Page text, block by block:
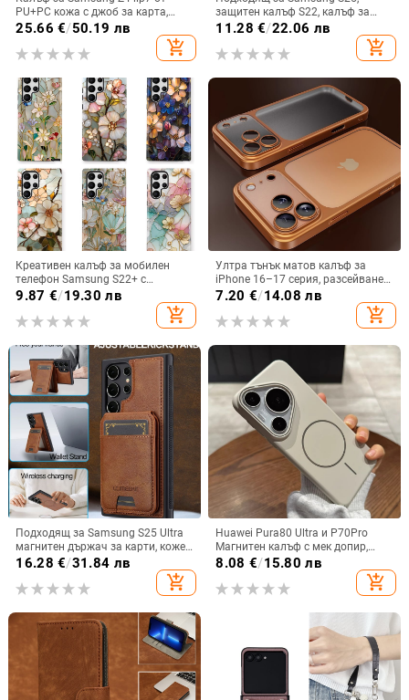
PU+PC кожа с джоб за карта,
пръстен за държане, еластичен
държач за карти и кръстосана
презрамка
25.66 €/50.19 лв
add_shopping_cart
защитен калъф S22, калъф за
мобилен телефон Edge Drill, S24,
прозрачен магнитен държач със
стрази A56, брокат против
11.28 €/22.06 лв
add_shopping_cart
Креативен калъф за мобилен
телефон Samsung S22+ с
остъклено цвете, защита от
падане, Ultra Film Case за Apple
13
9.87 €/19.30 лв
add_shopping_cart
Ултра тънък матов калъф за
iPhone 16–17 серия, разсейване
на топлината, пълно покритие,
удароустойчив и устойчив на
отпечатъци
7.20 €/14.08 лв
add_shopping_cart
Подходящ за Samsung S25 Ultra
магнитен държач за карти, кожен
калъф S24Plus, защитен калъф,
разделен на части, калъф за
мобилен телефон Samsung
16.28 €/31.84 лв
add_shopping_cart
Huawei Pura80 Ultra и P70Pro
Магнитен калъф с мек допир,
ултра тънък PC корпус,
8.08 €/15.80 лв
add_shopping_cart